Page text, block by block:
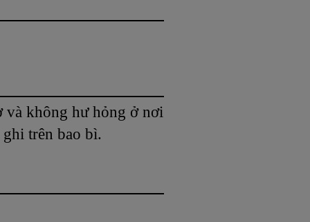
và không hư hỏng ở nơi
trên bao bì.